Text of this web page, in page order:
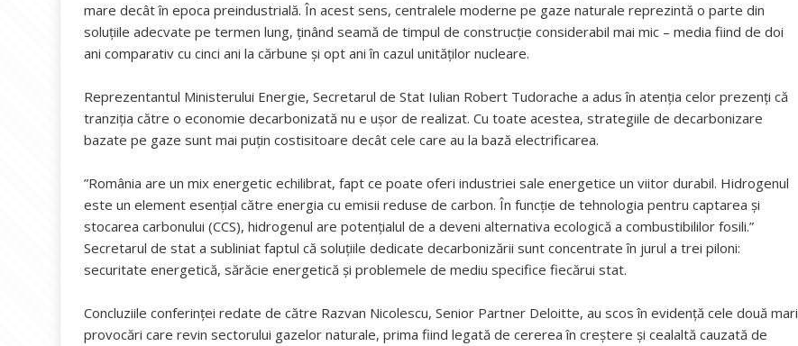
mare decât în epoca preindustrială. În acest sens, centralele moderne pe gaze naturale reprezintă o parte din
soluțiile adecvate pe termen lung, ținând seamă de timpul de construcție considerabil mai mic – media fiind de doi
ani comparativ cu cinci ani la cărbune și opt ani în cazul unităților nucleare.
Reprezentantul Ministerului Energie, Secretarul de Stat Iulian Robert Tudorache a adus în atenția celor prezenți că
tranziția către o economie decarbonizată nu e ușor de realizat. Cu toate acestea, strategiile de decarbonizare
bazate pe gaze sunt mai puțin costisitoare decât cele care au la bază electrificarea.
”România are un mix energetic echilibrat, fapt ce poate oferi industriei sale energetice un viitor durabil. Hidrogenul
este un element esențial către energia cu emisii reduse de carbon. În funcție de tehnologia pentru captarea și
stocarea carbonului (CCS), hidrogenul are potențialul de a deveni alternativa ecologică a combustibililor fosili.”
Secretarul de stat a subliniat faptul că soluțiile dedicate decarbonizării sunt concentrate în jurul a trei piloni:
securitate energetică, sărăcie energetică și problemele de mediu specifice fiecărui stat.
Concluziile conferinței redate de către Razvan Nicolescu, Senior Partner Deloitte, au scos în evidență cele două mari
provocări care revin sectorului gazelor naturale, prima fiind legată de cererea în creștere și cealaltă cauzată de